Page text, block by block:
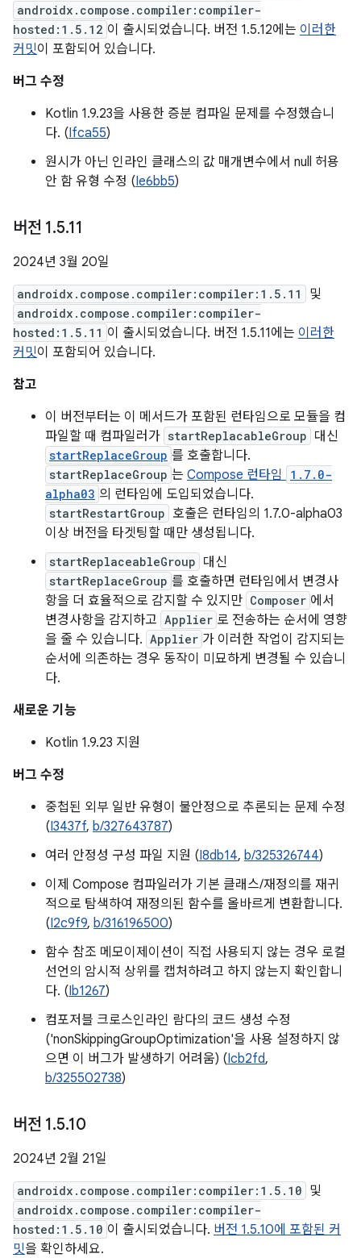
androidx.compose.compiler:compiler-
hosted:1.5.12 이 출시되었습니다. 버전 1.5.12에는 이러한
커밋이 포함되어 있습니다.
버그 수정
Kotlin 1.9.23을 사용한 증분 컴파일 문제를 수정했습니
다. (Ifca55)
원시가 아닌 인라인 클래스의 값 매개변수에서 null 허용
안 함 유형 수정 (Ie6bb5)
버전 1.5.11
2024년 3월 20일
androidx.compose.compiler:compiler:1.5.11 및
androidx.compose.compiler:compiler-
hosted:1.5.11 이 출시되었습니다. 버전 1.5.11에는 이러한
커밋이 포함되어 있습니다.
참고
이 버전부터는 이 메서드가 포함된 런타임으로 모듈을 컴
파일할 때 컴파일러가 startReplacableGroup 대신
startReplaceGroup 를 호출합니다.
startReplaceGroup 는 Compose 런타임
1.7.0-
alpha03 의 런타임에 도입되었습니다.
startRestartGroup 호출은 런타임의 1.7.0-alpha03
이상 버전을 타겟팅할 때만 생성됩니다.
startReplaceableGroup 대신
startReplaceGroup 를 호출하면 런타임에서 변경사
항을 더 효율적으로 감지할 수 있지만 Composer 에서
변경사항을 감지하고 Applier 로 전송하는 순서에 영향
을 줄 수 있습니다. Applier 가 이러한 작업이 감지되는
순서에 의존하는 경우 동작이 미묘하게 변경될 수 있습니
다.
새로운 기능
Kotlin 1.9.23 지원
버그 수정
중첩된 외부 일반 유형이 불안정으로 추론되는 문제 수정
(I3437f, b/327643787)
여러 안정성 구성 파일 지원 (I8db14, b/325326744)
이제 Compose 컴파일러가 기본 클래스/재정의를 재귀
적으로 탐색하여 재정의된 함수를 올바르게 변환합니다.
(I2c9f9, b/316196500)
함수 참조 메모이제이션이 직접 사용되지 않는 경우 로컬
선언의 암시적 상위를 캡처하려고 하지 않는지 확인합니
다. (Ib1267)
컴포저블 크로스인라인 람다의 코드 생성 수정
('nonSkippingGroupOptimization'을 사용 설정하지 않
으면 이 버그가 발생하기 어려움) (Icb2fd,
b/325502738)
버전 1.5.10
2024년 2월 21일
androidx.compose.compiler:compiler:1.5.10 및
androidx.compose.compiler:compiler-
hosted:1.5.10 이 출시되었습니다. 버전 1.5.10에 포함된 커
밋을 확인하세요.